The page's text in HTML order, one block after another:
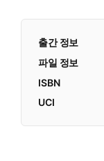
출간 정보
파일 정보
ISBN
UCI